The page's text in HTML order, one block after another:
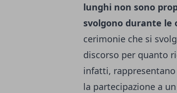
lunghi non sono
svolgono durante le
cerimonie che si
discorso per quanto
infatti,
la partecipazione a